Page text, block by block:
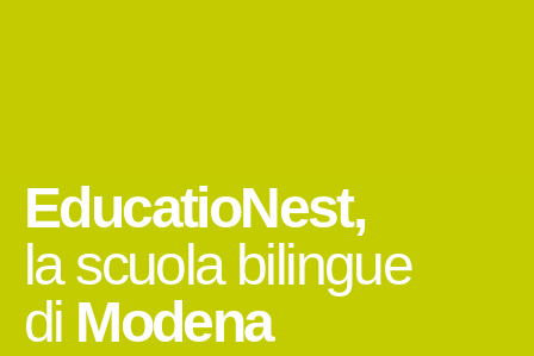
EducatioNest,
la scuola bilingue
di Modena